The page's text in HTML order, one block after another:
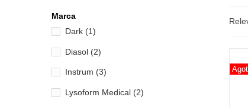
Marca
Dark (1)
Diasol (2)
Instrum (3)
Lysoform Medical (2)